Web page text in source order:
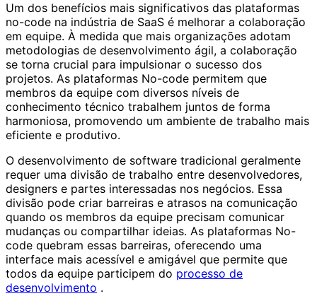
Um dos benefícios mais significativos das plataformas
no-code na indústria de SaaS é melhorar a colaboração
em equipe. À medida que mais organizações adotam
metodologias de desenvolvimento ágil, a colaboração
se torna crucial para impulsionar o sucesso dos
projetos. As plataformas No-code permitem que
membros da equipe com diversos níveis de
conhecimento técnico trabalhem juntos de forma
harmoniosa, promovendo um ambiente de trabalho mais
eficiente e produtivo.
O desenvolvimento de software tradicional geralmente
requer uma divisão de trabalho entre desenvolvedores,
designers e partes interessadas nos negócios. Essa
divisão pode criar barreiras e atrasos na comunicação
quando os membros da equipe precisam comunicar
mudanças ou compartilhar ideias. As plataformas No-
code quebram essas barreiras, oferecendo uma
interface mais acessível e amigável que permite que
todos da equipe participem do processo de
desenvolvimento .